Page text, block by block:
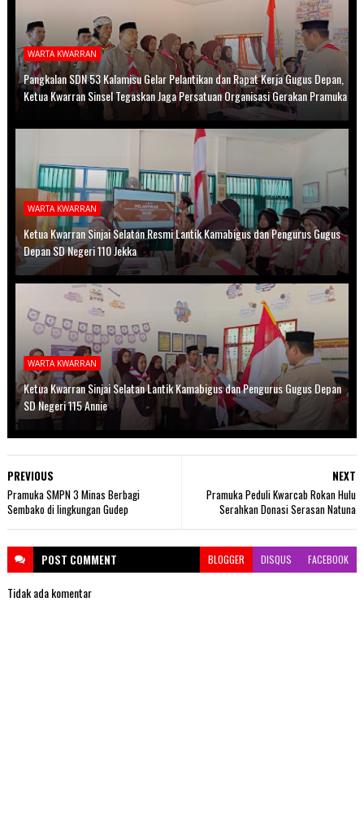
WARTA KWARRAN
Pangkalan SDN 53 Kalamisu Gelar Pelantikan dan Rapat Kerja Gugus Depan,
Ketua Kwarran Sinsel Tegaskan Jaga Persatuan Organisasi Gerakan Pramuka
WARTA KWARRAN
Ketua Kwarran Sinjai Selatan Resmi Lantik Kamabigus dan Pengurus Gugus
Depan SD Negeri 110 Jekka
WARTA KWARRAN
Ketua Kwarran Sinjai Selatan Lantik Kamabigus dan Pengurus Gugus Depan
SD Negeri 115 Annie
NEXT
Pramuka Peduli Kwarcab Rokan Hulu
Serahkan Donasi Serasan Natuna
PREVIOUS
Pramuka SMPN 3 Minas Berbagi
Sembako di lingkungan Gudep
POST COMMENT BLOGGER DISQUS FACEBOOK
Tidak ada komentar